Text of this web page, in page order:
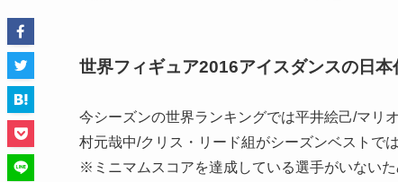
世界フィギュア2016アイスダンスの日本
今シーズンの世界ランキングでは平井絵己/マ
村元哉中/クリス・リード組がシーズンベストで
※ミニマムスコアを達成している選手がいないた